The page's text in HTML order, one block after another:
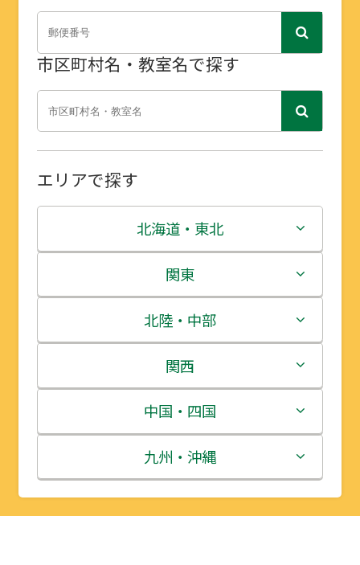
市区町村名・教室名で探す
エリアで探す
北海道・東北
北海道
青森県
岩手県
宮城県
秋田県
山形県
関東
茨城県
栃木県
群馬県
埼玉県
千葉県
北陸・中部
新潟県
富山県
石川県
福井県
関西
三重県
滋賀県
京都府
中国・四国
鳥取県
島根県
九州・沖縄
福岡県